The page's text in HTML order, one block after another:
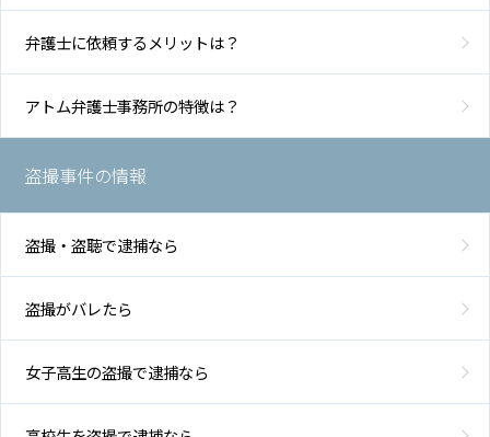
弁護士に依頼するメリットは？
アトム弁護士事務所の特徴は？
盗撮事件の情報
盗撮・盗聴で逮捕なら
盗撮がバレたら
女子高生の盗撮で逮捕なら